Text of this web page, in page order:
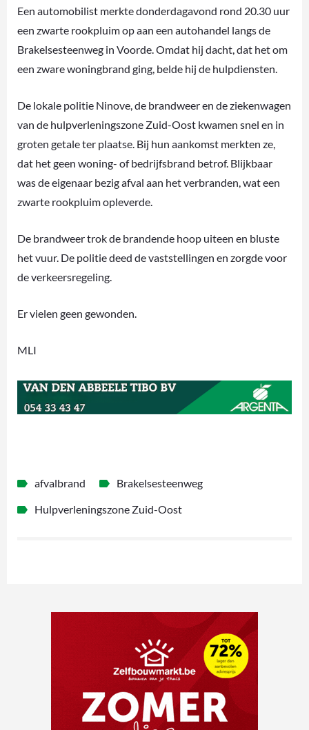
Een automobilist merkte donderdagavond rond 20.30 uur
een zwarte rookpluim op aan een autohandel langs de
Brakelsesteenweg in Voorde. Omdat hij dacht, dat het om
een zware woningbrand ging, belde hij de hulpdiensten.
De lokale politie Ninove, de brandweer en de ziekenwagen
van de hulpverleningszone Zuid-Oost kwamen snel en in
groten getale ter plaatse. Bij hun aankomst merkten ze,
dat het geen woning- of bedrijfsbrand betrof. Blijkbaar
was de eigenaar bezig afval aan het verbranden, wat een
zwarte rookpluim opleverde.
De brandweer trok de brandende hoop uiteen en bluste
het vuur. De politie deed de vaststellingen en zorgde voor
de verkeersregeling.
Er vielen geen gewonden.
MLI
afvalbrand
Brakelsesteenweg
Hulpverleningszone Zuid-Oost